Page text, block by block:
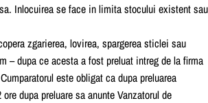
Inlocuirea se face in limita stocului existent sau
zgarierea, lovirea, spargerea sticlei sau
– dupa ce acesta a fost preluat intreg de la firma
este obligat ca dupa preluarea
dupa preluare sa anunte Vanzatorul de